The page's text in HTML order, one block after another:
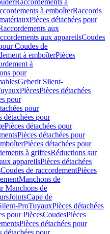
Raccordements à
à emboîterRaccords
Pièces détachées pour
aux
aux appareilsCoudes
Coudes de
à emboîterPièces
à
pour
Geberit Silent-
PiècesPièces détachées
pour
pour
détachées pour
Pièces détachées pour
Pièces détachées pour
Pièces détachées pour
à griffesRéductions sur
appareilsPièces détachées
Coudes de raccordementPièces
Manchons de
Manchons de
JointsCape de
ProTuyauxPièces détachées
pour PiècesCoudesPièces
Pièces détachées pour
détachées pour